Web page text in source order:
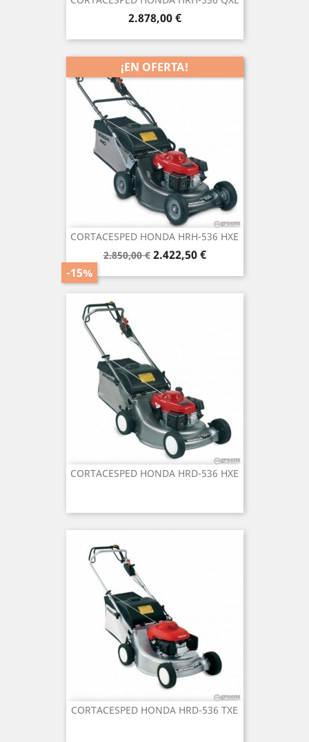
Precio
2.878,00 €
CORTACESPED HONDA HRH-536 HXE
Precio
2.850,00 €
-15%
Precio
2.422,50 €
¡EN OFERTA!
CORTACESPED HONDA HRD-536 HXE
CORTACESPED HONDA HRD-536 TXE